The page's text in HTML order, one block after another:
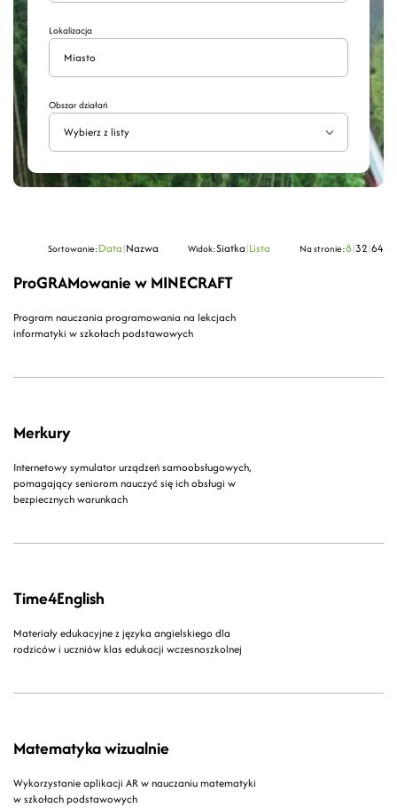
Lokalizacja
Obszar działań
Wybierz z listy
Sortowanie:Data|Nazwa Widok:Siatka|Lista Na stronie:8|32|64
ProGRAMowanie w MINECRAFT
Program nauczania programowania na lekcjach
informatyki w szkołach podstawowych
Merkury
Internetowy symulator urządzeń samoobsługowych,
pomagający seniorom nauczyć się ich obsługi w
bezpiecznych warunkach
Time4English
Materiały edukacyjne z języka angielskiego dla
rodziców i uczniów klas edukacji wczesnoszkolnej
Matematyka wizualnie
Wykorzystanie aplikacji AR w nauczaniu matematyki
w szkołach podstawowych